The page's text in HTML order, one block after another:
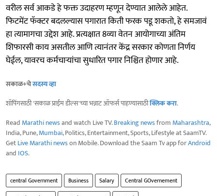
वरील सर्व आकडे हे फक्त उदाहरण म्हणून देण्यात आलेले आहेत.
फिटमेंट फॅक्टर बदलल्यास पगारात किती फरक पडू शकतो, हे समजावं
हा त्यामागचा उद्देश आहे. प्रत्यक्षात 8व्या वेतन आयोगाच्या अंतिम
शिफारसी काय असतील आणि त्यानंतर केंद्र सरकार कोणता निर्णय
घेईल, यावरच कर्मचाऱ्यांचा सुधारित पगार निश्चित होणार आहे.
सकाळ+चेसदस्य व्हा
शॉपिंगसाठी 'सकाळ प्राईम डील्स'च्या भन्नाट ऑफर्स पाहण्यासाठीक्लिक करा.
Read Marathi newsand watch Live TV.Breaking newsfrom Maharashtra,
India, Pune,Mumbai, Politics, Entertainment, Sports, Lifestyle at SaamTV.
GetLive Marathi newson Mobile. Download the Saam Tv app forAndroid
and IOS.
central Government Business Salary
Central GOvernement